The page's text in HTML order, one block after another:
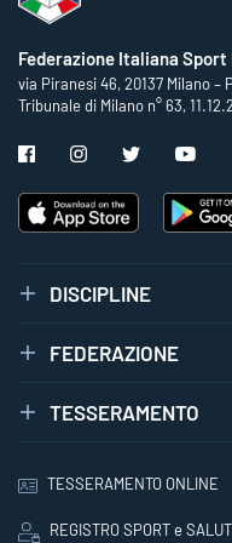
Federazione Italiana
via Piranesi 46, 20137 Milano –
Tribunale di Milano n° 63,
DISCIPLINE
FEDERAZIONE
TESSERAMENTO
TESSERAMENTO ONLINE
REGISTRO SPORT e